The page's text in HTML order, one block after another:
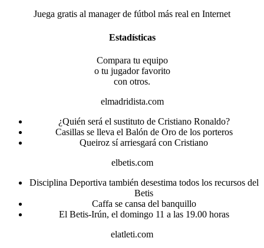
Juega gratis al manager de fútbol más real en Internet
Estadísticas
Compara tu equipo
o tu jugador favorito
con otros.
elmadridista.com
¿Quién será el sustituto de Cristiano Ronaldo?
Casillas se lleva el Balón de Oro de los porteros
Queiroz sí arriesgará con Cristiano
elbetis.com
Disciplina Deportiva también desestima todos los recursos del
Betis
Caffa se cansa del banquillo
El Betis-Irún, el domingo 11 a las 19.00 horas
elatleti.com